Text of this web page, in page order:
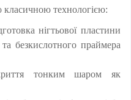
класичною технологією:
нігтьової пластини
безкислотного праймера
тонким шаром як